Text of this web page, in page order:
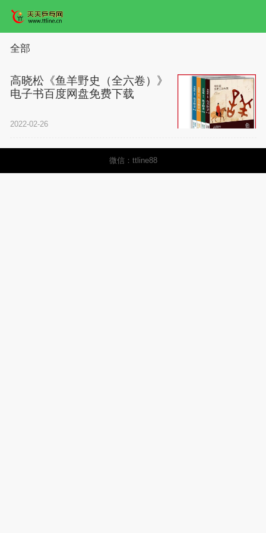
全部
高晓松《鱼羊野史（全六卷）》
电子书百度网盘免费下载
2022-02-26
微信：ttline88